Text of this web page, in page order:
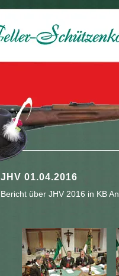
JHV 01.04.2016
Bericht über JHV 2016 in KB